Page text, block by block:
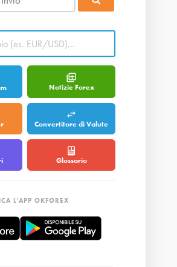
Notizie Forex
Convertitore di Valute
Glossario
L'APP OKFOREX